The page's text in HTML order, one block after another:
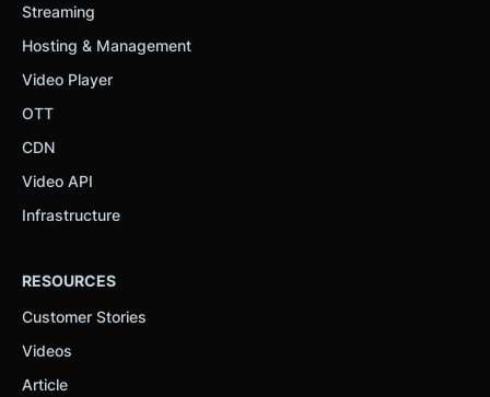
Streaming
Hosting & Management
Video Player
OTT
CDN
Video API
Infrastructure
RESOURCES
Customer Stories
Videos
Article